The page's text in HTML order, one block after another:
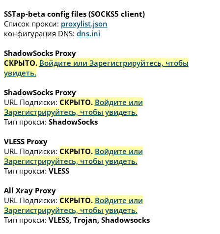
SSTap-beta config files (SOCKS5 client)
Список прокси: proxylist.json
конфигурация DNS: dns.ini
ShadowSocks Proxy
СКРЫТО. Войдите или Зарегистрируйтесь, чтобы
увидеть.
ShadowSocks Proxy
URL Подписки: СКРЫТО. Войдите или
Зарегистрируйтесь, чтобы увидеть.
Тип прокси: ShadowSocks
VLESS Proxy
URL Подписки: СКРЫТО. Войдите или
Зарегистрируйтесь, чтобы увидеть.
Тип прокси: VLESS
All Xray Proxy
URL Подписки: СКРЫТО. Войдите или
Зарегистрируйтесь, чтобы увидеть.
Тип прокси: VLESS, Trojan, Shadowsocks